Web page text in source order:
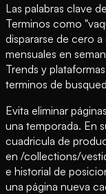
Las palabras clave
Terminos como
dispararse de cero
mensuales en
Trends y
terminos de
Evita eliminar
una temporada. En
cuadricula de
en /collections/
e historial de
una página nueva